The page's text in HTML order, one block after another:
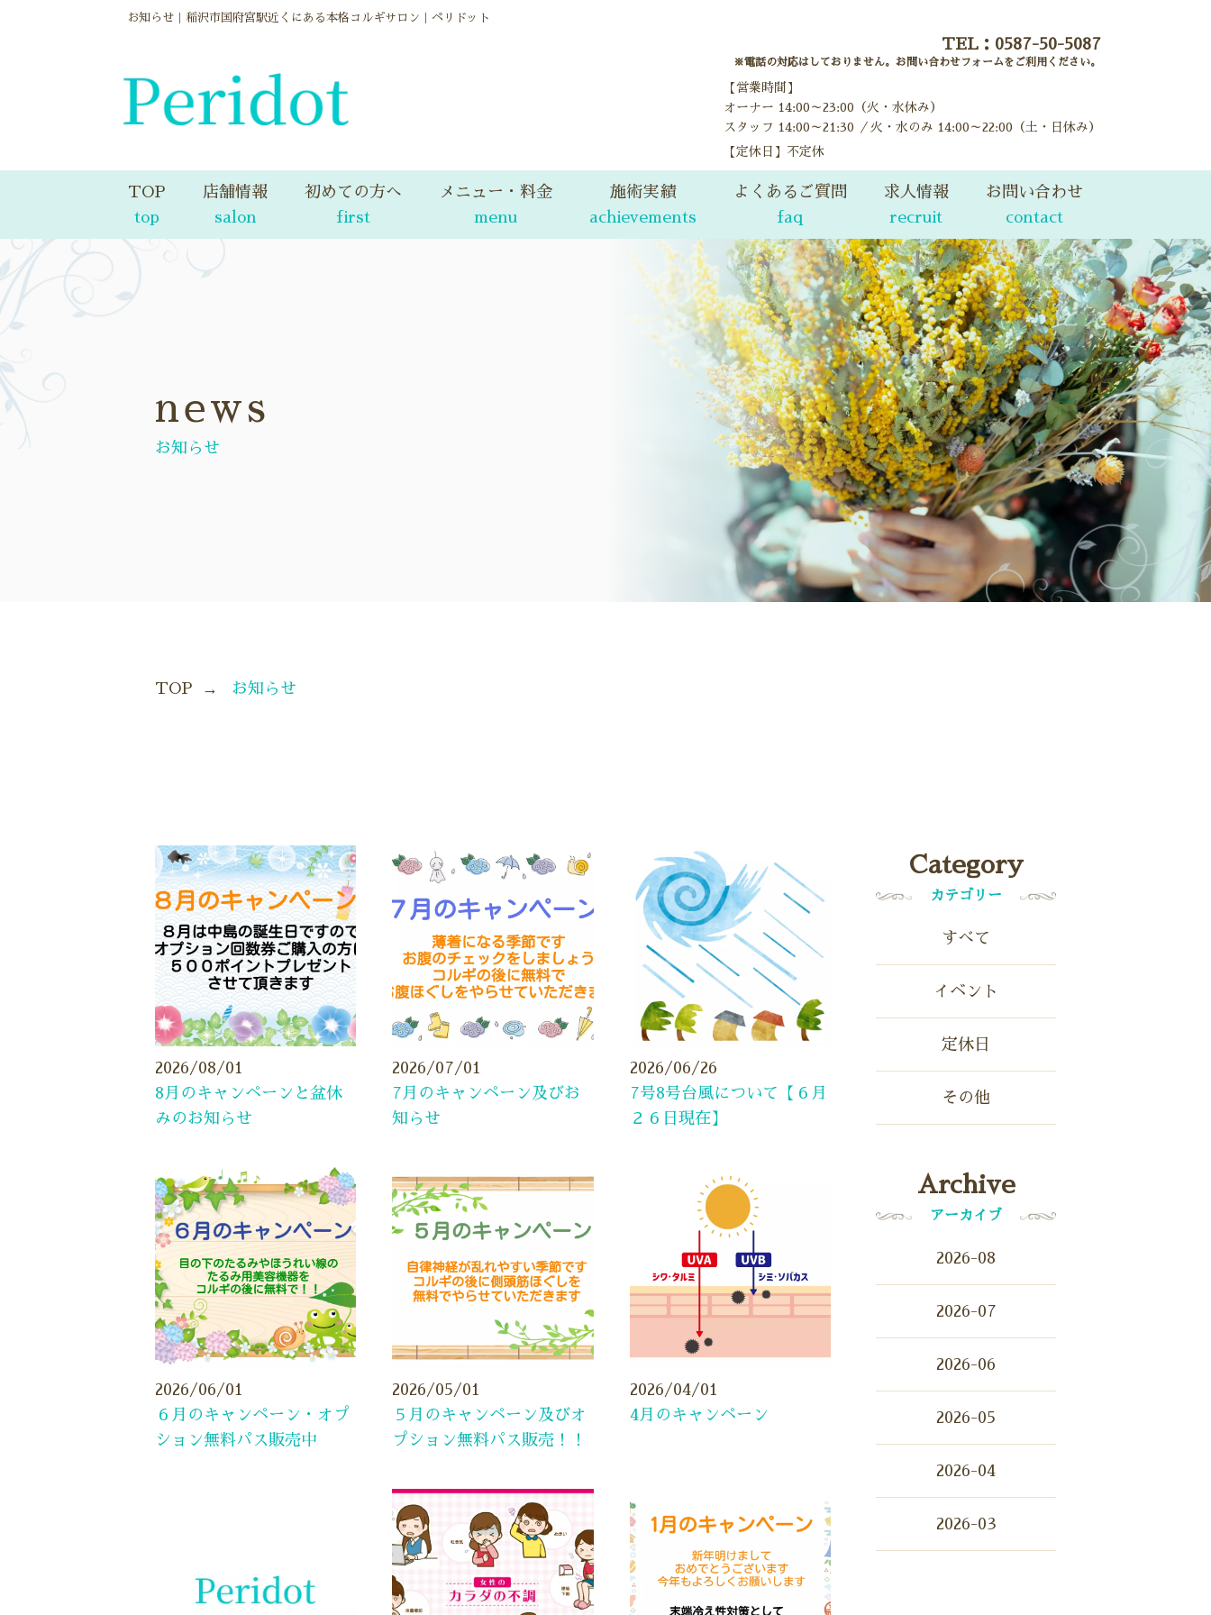
お知らせ｜稲沢市国府宮駅近くにある本格コルギサロン｜ペリドット
TEL： 0587-50-5087
※電話の対応はしておりません。お問い合わせフォームをご利用ください。
【営業時間】
オーナー 14:00～23:00（火・水休み）
スタッフ 14:00～21:30 ／火・水のみ 14:00～22:00（土・日休み）
【定休日】不定休
TOP
top
店舗情報
salon
初めての方へ
first
メニュー・料金
menu
施術実績
achievements
ビフォーアフター
before after
よくあるご質問
faq
求人情報
recruit
お問い合わせ
contact
news
お知らせ
TOP お知らせ
2026/08/01
8月のキャンペーンと盆休
みのお知らせ
2026/07/01
7月のキャンペーン及びお
知らせ
2026/06/26
7号8号台風について【６月
２６日現在】
2026/06/01
６月のキャンペーン・オプ
ション無料パス販売中
2026/05/01
５月のキャンペーン及びオ
プション無料パス販売！！
2026/04/01
4月のキャンペーン
Category
カテゴリー
すべて
イベント
定休日
その他
Archive
アーカイブ
2026-08
2026-07
2026-06
2026-05
2026-04
2026-03